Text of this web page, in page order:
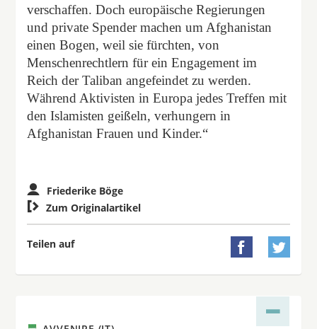
verschaffen. Doch europäische Regierungen
und private Spender machen um Afghanistan
einen Bogen, weil sie fürchten, von
Menschenrechtlern für ein Engagement im
Reich der Taliban angefeindet zu werden.
Während Aktivisten in Europa jedes Treffen mit
den Islamisten geißeln, verhungern in
Afghanistan Frauen und Kinder.“
Friederike Böge
 Zum Originalartikel
Teilen auf  